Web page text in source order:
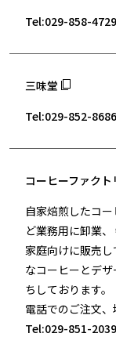
Tel:029-858-4729
三味堂
Tel:029-852-8686
コーヒーファクト
自家焙煎したコ
ど業務用に卸業
家庭向けに販売
なコーヒーとデ
ちしております。
電話でのご注文、
Tel:029-851-2039